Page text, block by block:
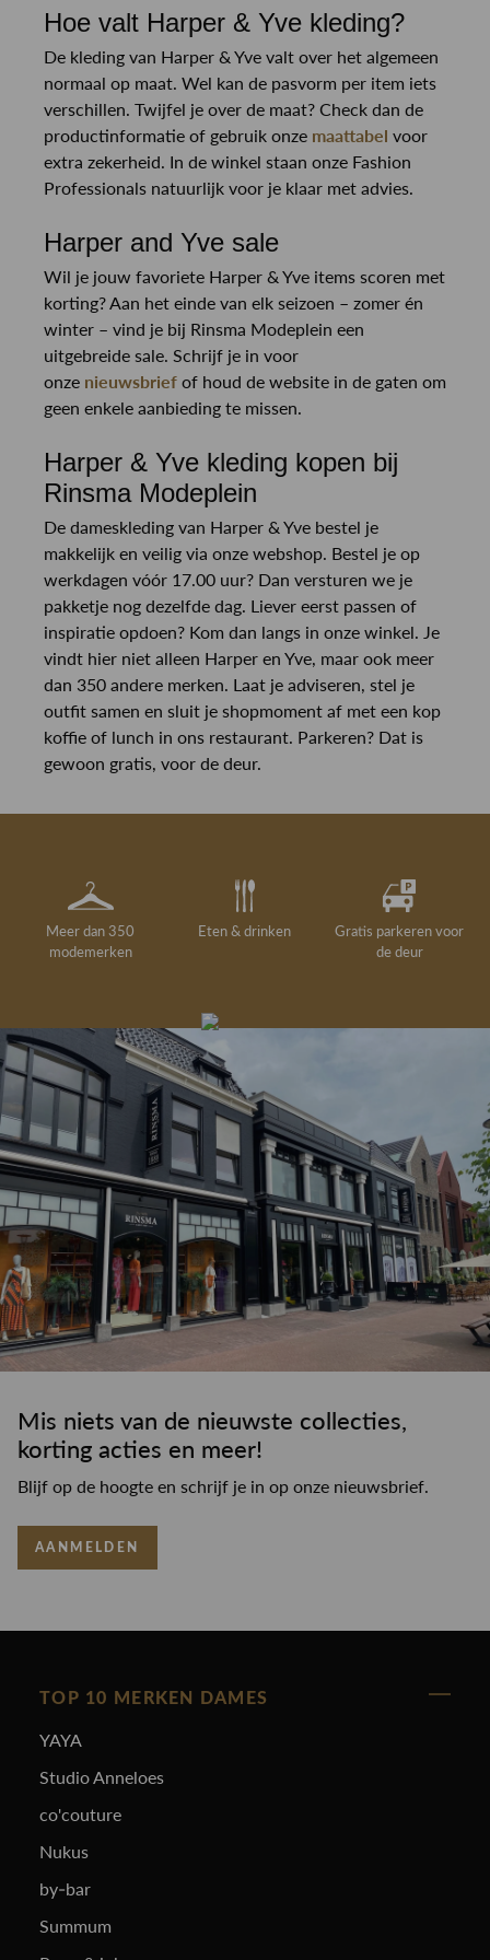
Hoe valt Harper & Yve kleding?
De kleding van Harper & Yve valt over het algemeen
normaal op maat. Wel kan de pasvorm per item iets
verschillen. Twijfel je over de maat? Check dan de
productinformatie of gebruik onze maattabel voor
extra zekerheid. In de winkel staan onze Fashion
Professionals natuurlijk voor je klaar met advies.
Harper and Yve sale
Wil je jouw favoriete Harper & Yve items scoren met
korting? Aan het einde van elk seizoen – zomer én
winter – vind je bij Rinsma Modeplein een
uitgebreide sale. Schrijf je in voor
onze nieuwsbrief of houd de website in de gaten om
geen enkele aanbieding te missen.
Harper & Yve kleding kopen bij
Rinsma Modeplein
De dameskleding van Harper & Yve bestel je
makkelijk en veilig via onze webshop. Bestel je op
werkdagen vóór 17.00 uur? Dan versturen we je
pakketje nog dezelfde dag. Liever eerst passen of
inspiratie opdoen? Kom dan langs in onze winkel. Je
vindt hier niet alleen Harper en Yve, maar ook meer
dan 350 andere merken. Laat je adviseren, stel je
outfit samen en sluit je shopmoment af met een kop
koffie of lunch in ons restaurant. Parkeren? Dat is
gewoon gratis, voor de deur.
Meer dan 350
modemerken
Eten & drinken
Gratis parkeren voor
de deur
drankje
Gratis retourneren in
de winkel
Deskundig
kledingadvies
Mis niets van de nieuwste collecties,
korting acties en meer!
Blijf op de hoogte en schrijf je in op onze nieuwsbrief.
AANMELDEN
TOP 10 MERKEN DAMES
YAYA
Studio Anneloes
co'couture
Nukus
by-bar
Summum